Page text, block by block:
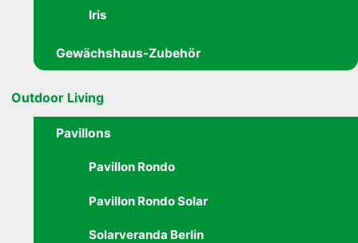
Iris
Gewächshaus-Zubehör
Outdoor Living
Pavillons
Pavillon Rondo
Pavillon Rondo Solar
Solarveranda Berlin